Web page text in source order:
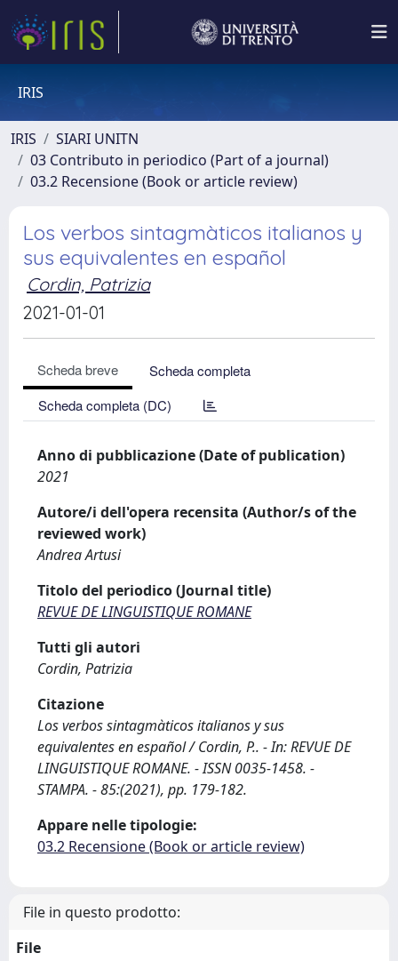
IRIS
IRIS
SIARI UNITN
03 Contributo in periodico (Part of a journal)
03.2 Recensione (Book or article review)
Los verbos sintagmàticos italianos y
sus equivalentes en español
Cordin, Patrizia
2021-01-01
Scheda breve
Scheda completa
Scheda completa (DC)
Anno di pubblicazione (Date of publication)
2021
Autore/i dell'opera recensita (Author/s of the
reviewed work)
Andrea Artusi
Titolo del periodico (Journal title)
REVUE DE LINGUISTIQUE ROMANE
Tutti gli autori
Cordin, Patrizia
Citazione
Los verbos sintagmàticos italianos y sus
equivalentes en español / Cordin, P.. - In: REVUE DE
LINGUISTIQUE ROMANE. - ISSN 0035-1458. -
STAMPA. - 85:(2021), pp. 179-182.
Appare nelle tipologie:
03.2 Recensione (Book or article review)
File in questo prodotto:
File